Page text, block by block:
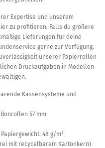
Expertise und unserem
zu profitieren. Falls du größere
Lieferungen für deine
gerne zur Verfügung.
unserer Papierrollen
Druckaufgaben in Modellen
Kassensysteme und
57 mm
48 g/m²
mit recycelbarem Kartonkern)